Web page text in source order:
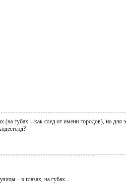
(на губах – как след от имени городов), но
– в глазах, на губах...